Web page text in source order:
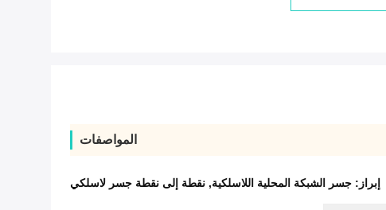
المواصفات
إبراز: جسر الشبكة المحلية اللاسلكية, نقطة إلى نقطة جسر لاسلكي